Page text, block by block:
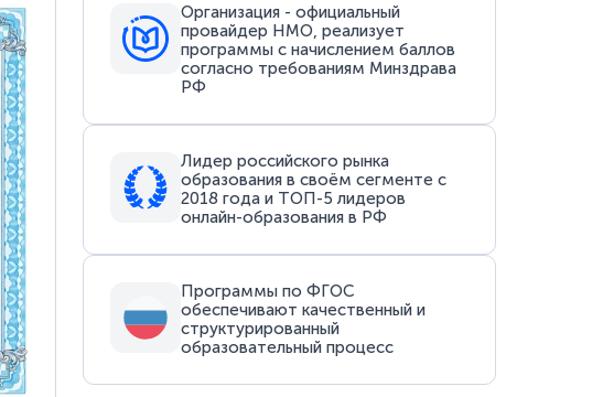
Организация - официальный
провайдер НМО, реализует
программы с начислением баллов
согласно требованиям Минздрава
РФ
Лидер российского рынка
образования в своём сегменте с
2018 года и ТОП-5 лидеров
онлайн-образования в РФ
Программы по ФГОС
обеспечивают качественный и
структурированный
образовательный процесс